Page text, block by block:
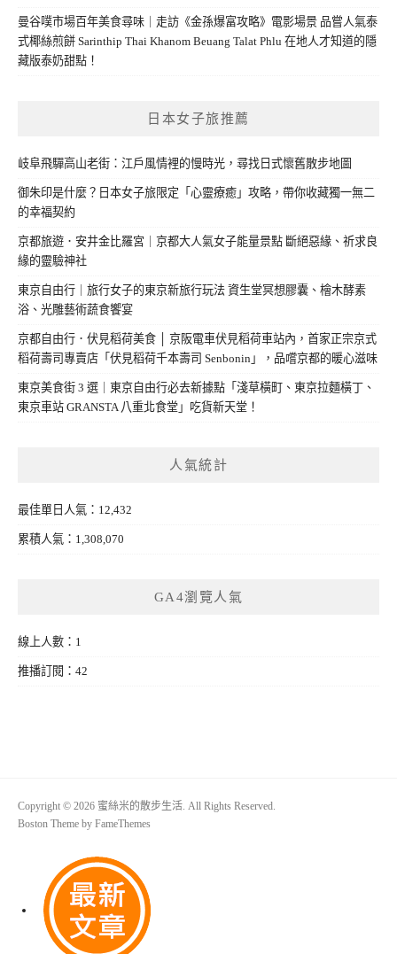
曼谷噗市場百年美食尋味｜走訪《金孫爆富攻略》電影場景 品嘗人氣泰
式椰絲煎餅 Sarinthip Thai Khanom Beuang Talat Phlu 在地人才知道的隱
藏版泰奶甜點！
日本女子旅推薦
岐阜飛驒高山老街：江戶風情裡的慢時光，尋找日式懷舊散步地圖
御朱印是什麼？日本女子旅限定「心靈療癒」攻略，帶你收藏獨一無二
的幸福契約
京都旅遊．安井金比羅宮｜京都大人氣女子能量景點 斷絕惡緣、祈求良
緣的靈驗神社
東京自由行｜旅行女子的東京新旅行玩法 資生堂冥想膠囊、檜木酵素
浴、光雕藝術蔬食饗宴
京都自由行．伏見稻荷美食 │ 京阪電車伏見稻荷車站內，首家正宗京式
稻荷壽司專賣店「伏見稻荷千本壽司 Senbonin」，品嚐京都的暖心滋味
東京美食街 3 選｜東京自由行必去新據點「淺草橫町、東京拉麵橫丁、
東京車站 GRANSTA 八重北食堂」吃貨新天堂！
人氣統計
最佳單日人氣：12,432
累積人氣：1,308,070
GA4瀏覽人氣
線上人數：1
推播訂閱：42
Copyright © 2026 蜜絲米的散步生活. All Rights Reserved.
Boston Theme by FameThemes